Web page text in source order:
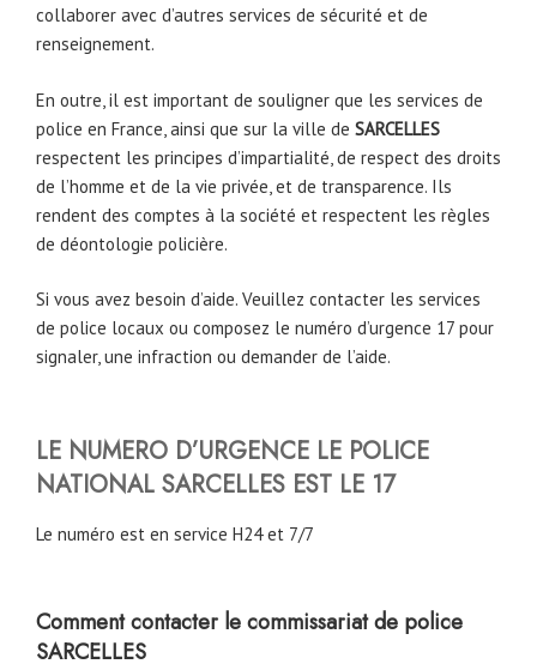
collaborer avec d’autres services de sécurité et de
renseignement.
En outre, il est important de souligner que les services de
police en France, ainsi que sur la ville de SARCELLES
respectent les principes d’impartialité, de respect des droits
de l’homme et de la vie privée, et de transparence. Ils
rendent des comptes à la société et respectent les règles
de déontologie policière.
Si vous avez besoin d’aide. Veuillez contacter les services
de police locaux ou composez le numéro d’urgence 17 pour
signaler, une infraction ou demander de l’aide.
LE NUMERO D’URGENCE LE POLICE
NATIONAL SARCELLES EST LE 17
Le numéro est en service H24 et 7/7
Comment contacter le commissariat de police
SARCELLES